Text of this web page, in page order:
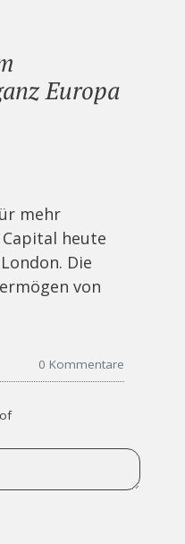
Europa
mehr
heute
Die
von
0 Kommentare